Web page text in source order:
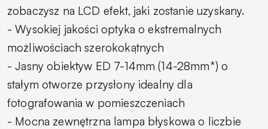
zobaczysz na LCD efekt, jaki zostanie uzyskany.
- Wysokiej jakości optyka o ekstremalnych
możliwościach szerokokątnych
- Jasny obiektyw ED 7-14mm (14-28mm*) o
stałym otworze przysłony idealny dla
fotografowania w pomieszczeniach
- Mocna zewnętrzna lampa błyskowa o liczbie